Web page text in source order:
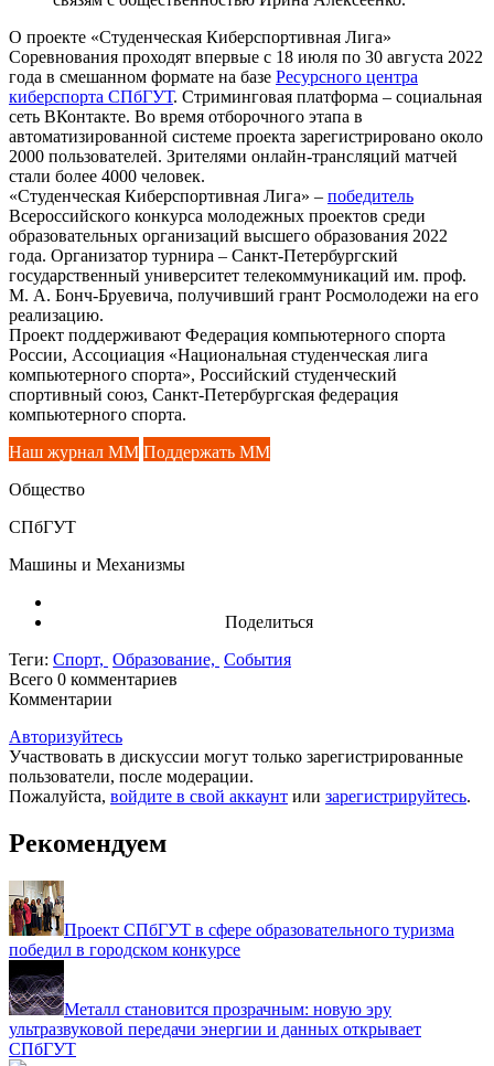
О проекте «Студенческая Киберспортивная Лига»
Соревнования проходят впервые с 18 июля по 30 августа 2022
года в смешанном формате на базе Ресурсного центра
киберспорта СПбГУТ. Стриминговая платформа – социальная
сеть ВКонтакте. Во время отборочного этапа в
автоматизированной системе проекта зарегистрировано около
2000 пользователей. Зрителями онлайн-трансляций матчей
стали более 4000 человек.
«Студенческая Киберспортивная Лига» – победитель
Всероссийского конкурса молодежных проектов среди
образовательных организаций высшего образования 2022
года. Организатор турнира – Санкт-Петербургский
государственный университет телекоммуникаций им. проф.
М. А. Бонч-Бруевича, получивший грант Росмолодежи на его
реализацию.
Проект поддерживают Федерация компьютерного спорта
России, Ассоциация «Национальная студенческая лига
компьютерного спорта», Российский студенческий
спортивный союз, Санкт-Петербургская федерация
компьютерного спорта.
Наш журнал ММ Поддержать ММ
Общество
СПбГУТ
Машины и Механизмы
Поделиться
Теги: Спорт, Образование, События
Всего 0 комментариев
Комментарии
Авторизуйтесь
Участвовать в дискуссии могут только зарегистрированные
пользователи, после модерации.
Пожалуйста, войдите в свой аккаунт или зарегистрируйтесь.
Рекомендуем
Проект СПбГУТ в сфере образовательного туризма
победил в городском конкурсе
Металл становится прозрачным: новую эру
ультразвуковой передачи энергии и данных открывает
СПбГУТ